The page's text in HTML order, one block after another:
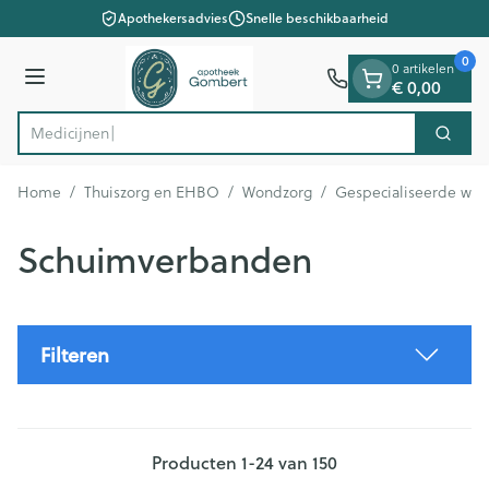
Ga naar de inhoudApothekersadvies Snelle beschikbaarheid
Menu
Product, merk, categorie... Zoek
0 artikelen
€ 0,00
0
Home / Thuiszorg en EHBO / Wondzorg / Gespecialiseerde
Schuimverbanden
Filteren
Producten 1-24van 150